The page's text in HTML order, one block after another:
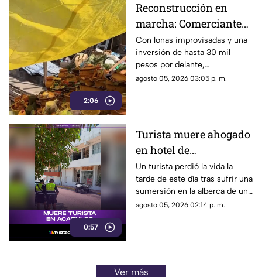
2:06
Reconstrucción en
marcha: Comerciantes
del Mercado Central de
Acapulco se levantan
tras la explosión
Con lonas improvisadas y una
inversión de hasta 30 mil
pesos por delante,
comerciantes del Mercado
agosto 05, 2026 03:05 p. m.
0:57
Turista muere ahogado
en hotel de
fraccionamiento Las
Playas en Acapulco
Un turista perdió la vida la
tarde de este día tras sufrir una
sumersión en la alberca de un
hospedaje ubicado sobre la
agosto 05, 2026 02:14 p. m.
Ver más